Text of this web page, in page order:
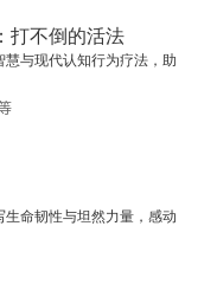
功
放在了最后，这是
究也很重要，但它
险最高的创新。
打不倒的活法
慧与现代认知行为疗法，助
命韧性与坦然力量，感动